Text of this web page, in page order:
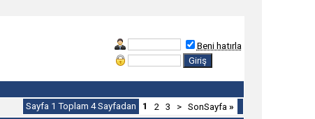
Beni hatırla
Sayfa 1 Toplam 4 Sayfadan
1 2 3 > SonSayfa»